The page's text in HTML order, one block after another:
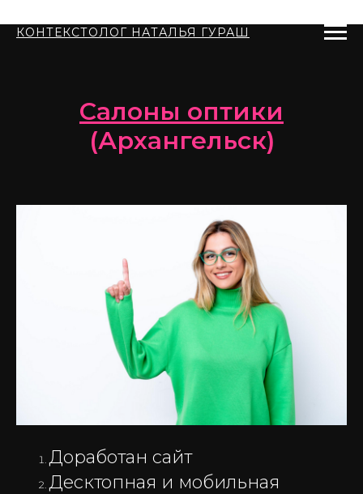
КОНТЕКСТОЛОГ НАТАЛЬЯ ГУРАШ
Салоны оптики
(Архангельск)
Доработан сайт
Десктопная и мобильная